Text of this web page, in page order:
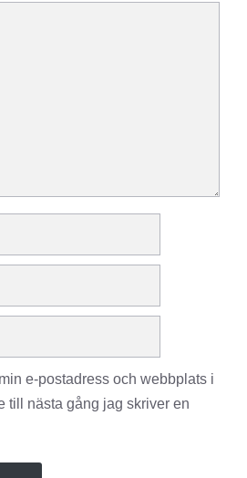
e-postadress och webbplats i
till nästa gång jag skriver en